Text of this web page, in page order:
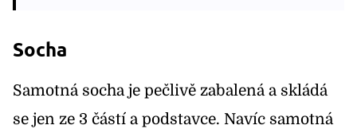
Socha
Samotná socha je pečlivě zabalená a skládá
se jen ze 3 částí a podstavce. Navíc samotná